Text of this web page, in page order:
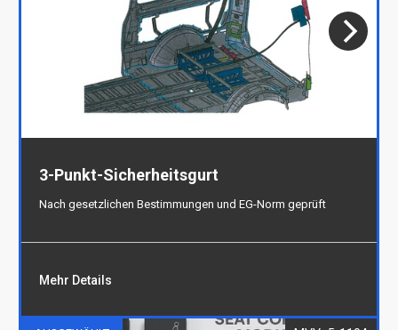
3-Punkt-Sicherheitsgurt
Nach gesetzlichen Bestimmungen und EG-Norm geprüft
Mehr Details